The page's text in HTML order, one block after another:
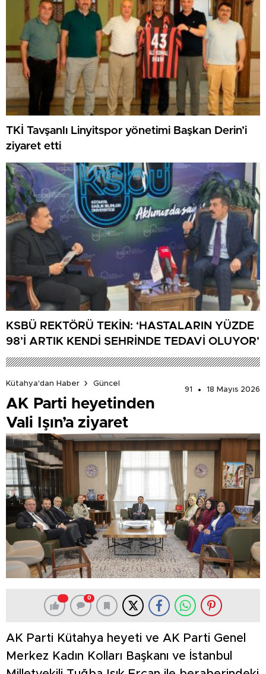
TKİ Tavşanlı Linyitspor yönetimi Başkan Derin’i
ziyaret etti
KSBÜ REKTÖRÜ TEKİN: ‘HASTALARIN YÜZDE
98’İ ARTIK KENDİ ŞEHRİNDE TEDAVİ OLUYOR’
Kütahya'dan Haber
Güncel
91
18 Mayıs 2026
AK Parti heyetinden
Vali Işın’a ziyaret
0
AK Parti Kütahya heyeti ve AK Parti Genel
Merkez Kadın Kolları Başkanı ve İstanbul